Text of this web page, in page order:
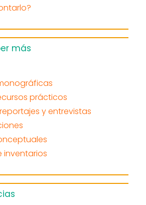
más
prácticos
y entrevistas
inventarios